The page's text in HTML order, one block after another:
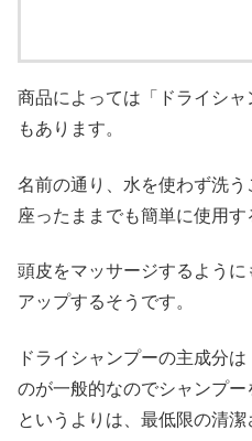
商品によっては「ドライシ
もあります。
名前の通り、水を使わず洗
座ったままでも簡単に使用す
頭皮をマッサージするよう
アップするそうです。
ドライシャンプーの主成分
のが一般的なのでシャンプ
というよりは、最低限の清